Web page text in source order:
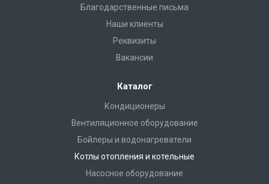
Благодарственные письма
Наши клиенты
Реквизиты
Вакансии
Каталог
Кондиционеры
Вентиляционное оборудование
Бойлеры и водонагреватели
Котлы отопления и котельные
Насосное оборудование